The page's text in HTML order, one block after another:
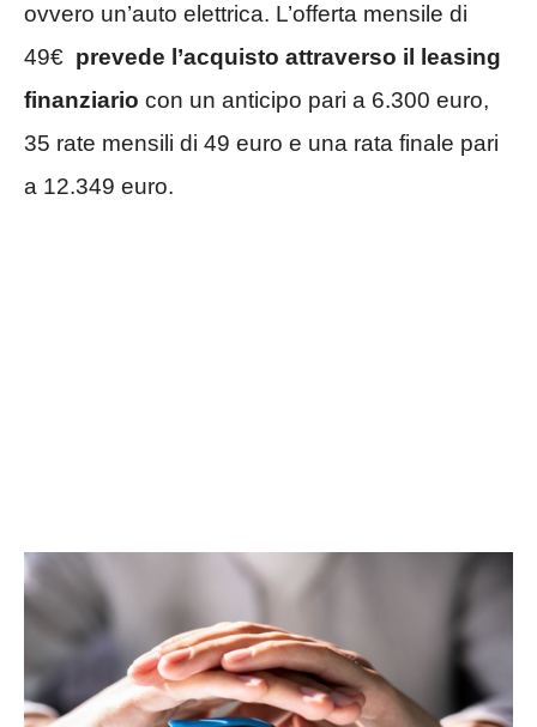
ovvero un’auto elettrica. L’offerta mensile di
49€ prevede l’acquisto attraverso il leasing
finanziario con un anticipo pari a 6.300 euro,
35 rate mensili di 49 euro e una rata finale pari
a 12.349 euro.